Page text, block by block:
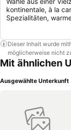
kontinentale, à la
Spezialitäten,
Dieser Inhalt wurde
möglicherweise nicht
Mit ähnlichen
Ausgewählte Unterkunft